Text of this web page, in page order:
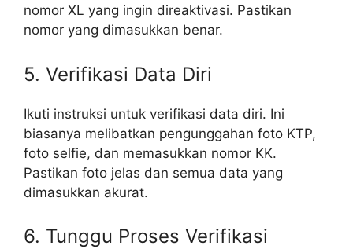
nomor XL yang ingin direaktivasi. Pastikan
nomor yang dimasukkan benar.
5. Verifikasi Data Diri
Ikuti instruksi untuk verifikasi data diri. Ini
biasanya melibatkan pengunggahan foto KTP,
foto selfie, dan memasukkan nomor KK.
Pastikan foto jelas dan semua data yang
dimasukkan akurat.
6. Tunggu Proses Verifikasi